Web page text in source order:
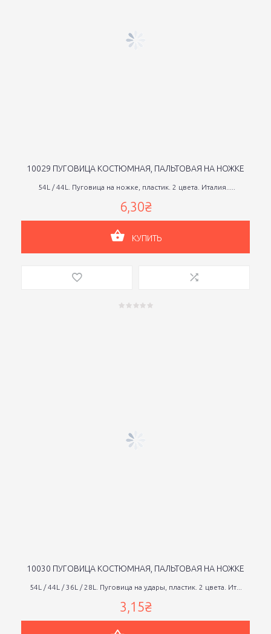
10029 ПУГОВИЦА КОСТЮМНАЯ, ПАЛЬТОВАЯ НА НОЖКЕ
54L / 44L. Пуговица на ножке, пластик. 2 цвета. Италия.....
6,30₴
КУПИТЬ
10030 ПУГОВИЦА КОСТЮМНАЯ, ПАЛЬТОВАЯ НА НОЖКЕ
54L / 44L / 36L / 28L. Пуговица на удары, пластик. 2 цвета. Ит...
3,15₴